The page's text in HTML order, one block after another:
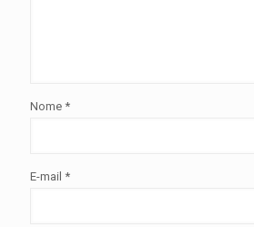
Nome *
E-mail *